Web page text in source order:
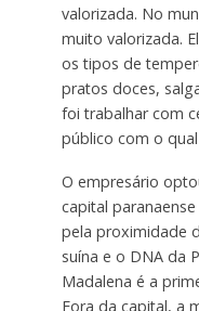
valorizada. No
muito valorizada.
os tipos de
pratos doces,
foi trabalhar com
público com o
O empresário
capital
pela proximidade
suína e o DNA da
Madalena é a
Fora da capital, a